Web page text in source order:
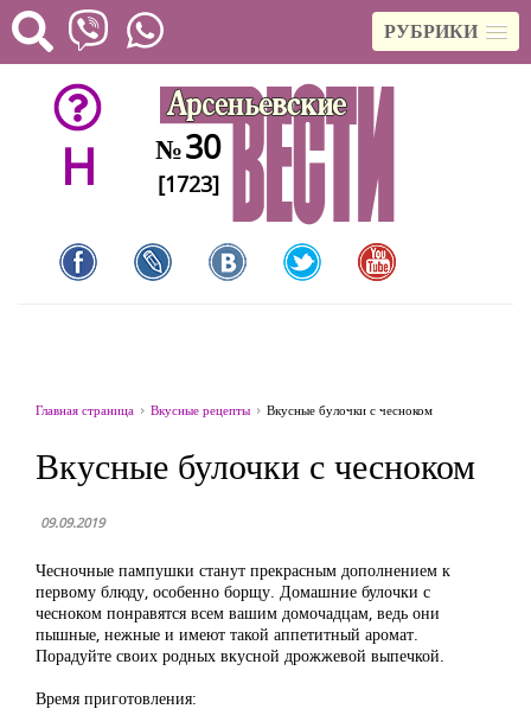
РУБРИКИ
H №30
[1723]
Главная страница Вкусные рецепты Вкусные булочки с чесноком
Вкусные булочки с чесноком
09.09.2019
Чесночные пампушки станут прекрасным дополнением к
первому блюду, особенно борщу. Домашние булочки с
чесноком понравятся всем вашим домочадцам, ведь они
пышные, нежные и имеют такой аппетитный аромат.
Порадуйте своих родных вкусной дрожжевой выпечкой.
Время приготовления: